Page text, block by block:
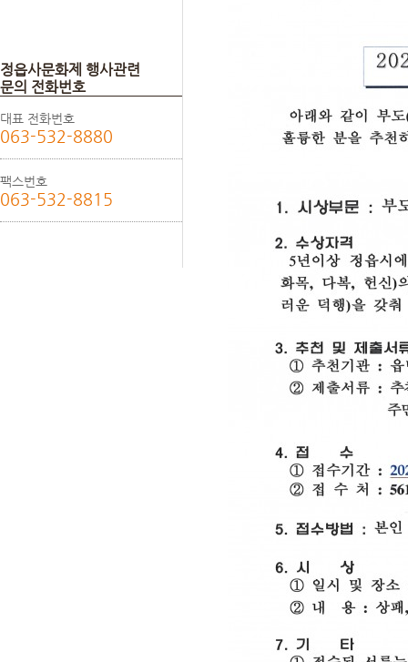
정읍사문화제 행사관련
문의 전화번호
대표 전화번호
063-532-8880
팩스번호
063-532-8815